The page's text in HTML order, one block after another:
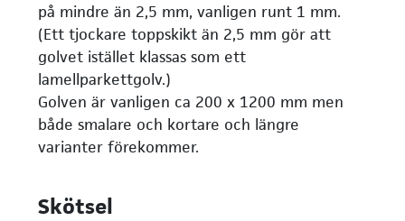
på mindre än 2,5 mm, vanligen runt 1 mm.
(Ett tjockare toppskikt än 2,5 mm gör att
golvet istället klassas som ett
lamellparkettgolv.)
Golven är vanligen ca 200 x 1200 mm men
både smalare och kortare och längre
varianter förekommer.
Skötsel